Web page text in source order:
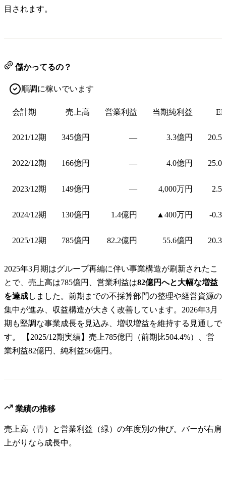
目されます。
儲かってるの？
順調に稼いでいます
会計期 売上高 営業利益 当期純利益
2021/12期 345億円 — 3.3億円 20.5
2022/12期 166億円 — 4.0億円 25.0
2023/12期 149億円 — 4,000万円 2.5
2024/12期 130億円 1.4億円 ▲400万円 -0.3
2025/12期 785億円 82.2億円 55.6億円 20.3
2025年3月期はグループ再編に伴い事業構造が刷新されたこ
とで、売上高は785億円、営業利益は82億円へと大幅な増益
を達成しました。前期までの不採算部門の整理や経営資源の
集中が進み、収益構造が大きく改善しています。2026年3月
期も堅調な事業成長を見込み、増収増益を維持する見通しで
す。 【2025/12期実績】売上785億円（前期比504.4%）、営
業利益82億円、純利益56億円。
業績の推移
売上高（青）と営業利益（緑）の年度別の伸び。バーが右肩
上がりなら成長中。